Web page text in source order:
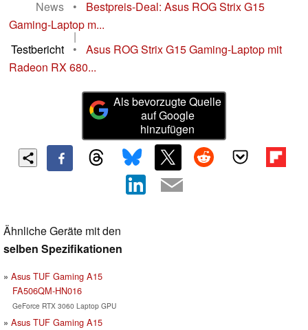
News
•
Bestpreis-Deal: Asus ROG Strix G15
Gaming-Laptop m...
|
Testbericht
•
Asus ROG Strix G15 Gaming-Laptop mit
Radeon RX 680...
Als bevorzugte Quelle
auf Google
hinzufügen
Ähnliche Geräte mit den
selben Spezifikationen
Asus TUF Gaming A15
FA506QM-HN016
GeForce RTX 3060 Laptop GPU
Asus TUF Gaming A15